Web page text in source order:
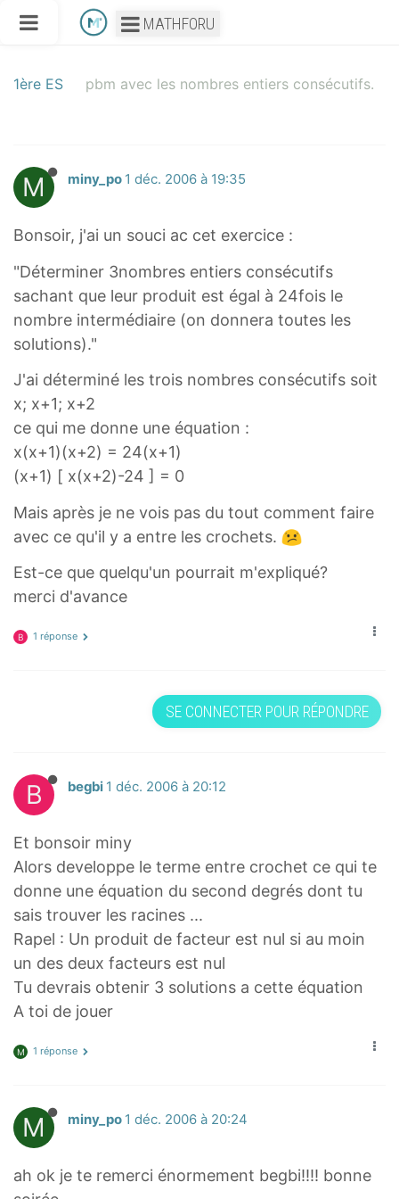
MATHFORU
1ère ES pbm avec les nombres entiers consécutifs.
M miny_po 1 déc. 2006 à 19:35
Bonsoir, j'ai un souci ac cet exercice :
"Déterminer 3nombres entiers consécutifs
sachant que leur produit est égal à 24fois le
nombre intermédiaire (on donnera toutes les
solutions)."
J'ai déterminé les trois nombres consécutifs soit
x; x+1; x+2
ce qui me donne une équation :
x(x+1)(x+2) = 24(x+1)
(x+1) [ x(x+2)-24 ] = 0
Mais après je ne vois pas du tout comment faire
avec ce qu'il y a entre les crochets.
Est-ce que quelqu'un pourrait m'expliqué?
merci d'avance
B 1 réponse
SE CONNECTER POUR RÉPONDRE
B begbi 1 déc. 2006 à 20:12
Et bonsoir miny
Alors developpe le terme entre crochet ce qui te
donne une équation du second degrés dont tu
sais trouver les racines ...
Rapel : Un produit de facteur est nul si au moin
un des deux facteurs est nul
Tu devrais obtenir 3 solutions a cette équation
A toi de jouer
M 1 réponse
M miny_po 1 déc. 2006 à 20:24
ah ok je te remerci énormement begbi!!!! bonne